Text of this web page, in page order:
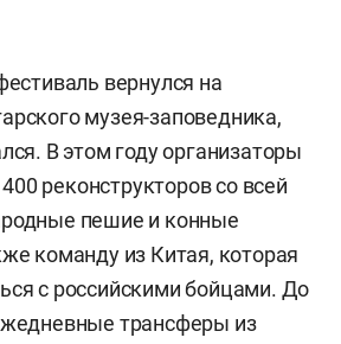
вернулся на
музея-заповедника,
В этом году организаторы
реконструкторов со всей
пешие и конные
команду из Китая, которая
с российскими бойцами. До
трансферы из